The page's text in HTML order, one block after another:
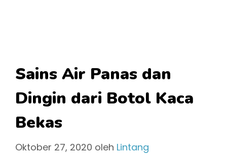
Sains Air Panas dan
Dingin dari Botol Kaca
Bekas
Oktober 27, 2020 oleh Lintang